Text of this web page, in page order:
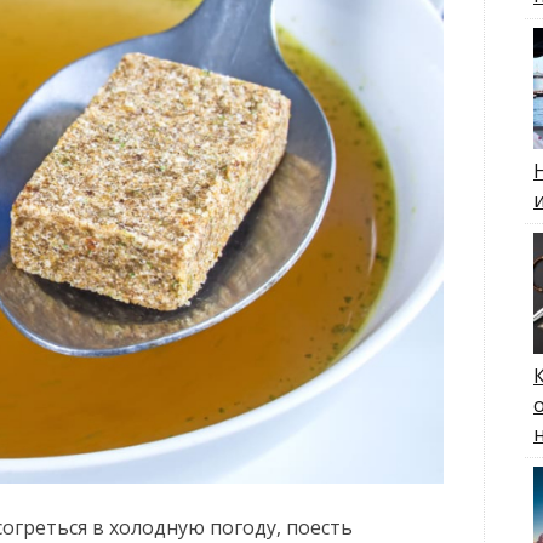
в холодную погоду, поесть